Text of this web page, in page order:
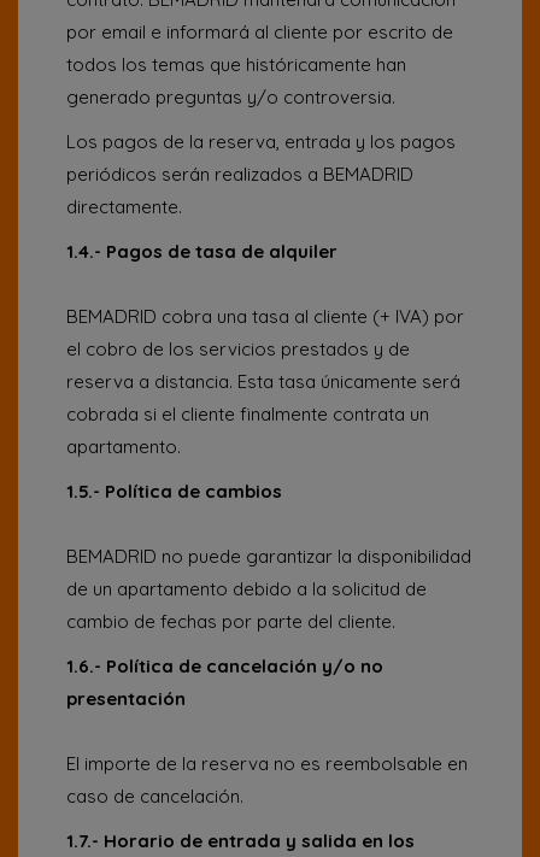
por email e informará al cliente por escrito de
todos los temas que históricamente han
generado preguntas y/o controversia.
Los pagos de la reserva, entrada y los pagos
periódicos serán realizados a BEMADRID
directamente.
1.4.- Pagos de tasa de alquiler
BEMADRID cobra una tasa al cliente (+ IVA) por
el cobro de los servicios prestados y de
reserva a distancia. Esta tasa únicamente será
cobrada si el cliente finalmente contrata un
apartamento.
1.5.- Política de cambios
BEMADRID no puede garantizar la disponibilidad
de un apartamento debido a la solicitud de
cambio de fechas por parte del cliente.
1.6.- Política de cancelación y/o no
presentación
El importe de la reserva no es reembolsable en
caso de cancelación.
1.7.- Horario de entrada y salida en los